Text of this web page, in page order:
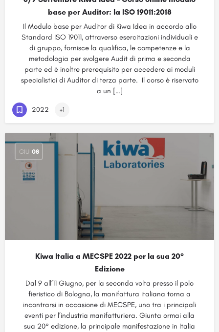
base per Auditor: la ISO 19011:2018
Il Modulo base per Auditor di Kiwa Idea in accordo allo
Standard ISO 19011, attraverso esercitazioni individuali e
di gruppo, fornisce la qualifica, le competenze e la
metodologia per svolgere Audit di prima e seconda
parte ed è inoltre prerequisito per accedere ai moduli
specialistici di Auditor di terza parte. Il corso è riservato
a un […]
2022 +1
GIU 08
Kiwa Italia a MECSPE 2022 per la sua 20°
Edizione
Dal 9 all’11 Giugno, per la seconda volta presso il polo
fieristico di Bologna, la manifattura italiana torna a
incontrarsi in occasione di MECSPE, uno tra i principali
eventi per l’industria manifatturiera. Giunta ormai alla
sua 20° edizione, la principale manifestazione in Italia